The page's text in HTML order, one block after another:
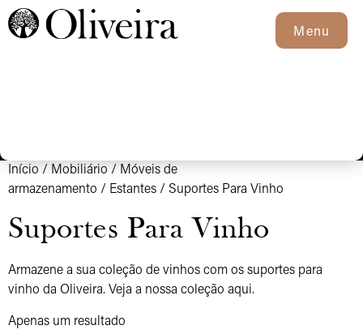
Menu
Início / Mobiliário / Móveis de
armazenamento / Estantes / Suportes Para Vinho
Suportes Para Vinho
Armazene a sua coleção de vinhos com os suportes para
vinho da Oliveira. Veja a nossa coleção aqui.
Apenas um resultado